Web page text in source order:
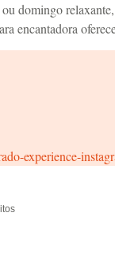
ou domingo
encantadora